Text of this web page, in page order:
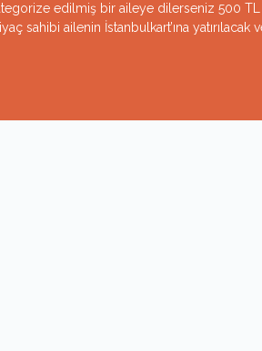
edilmiş bir aileye dilerseniz 500 TL
ailenin İstanbulkart’ına yatırılacak